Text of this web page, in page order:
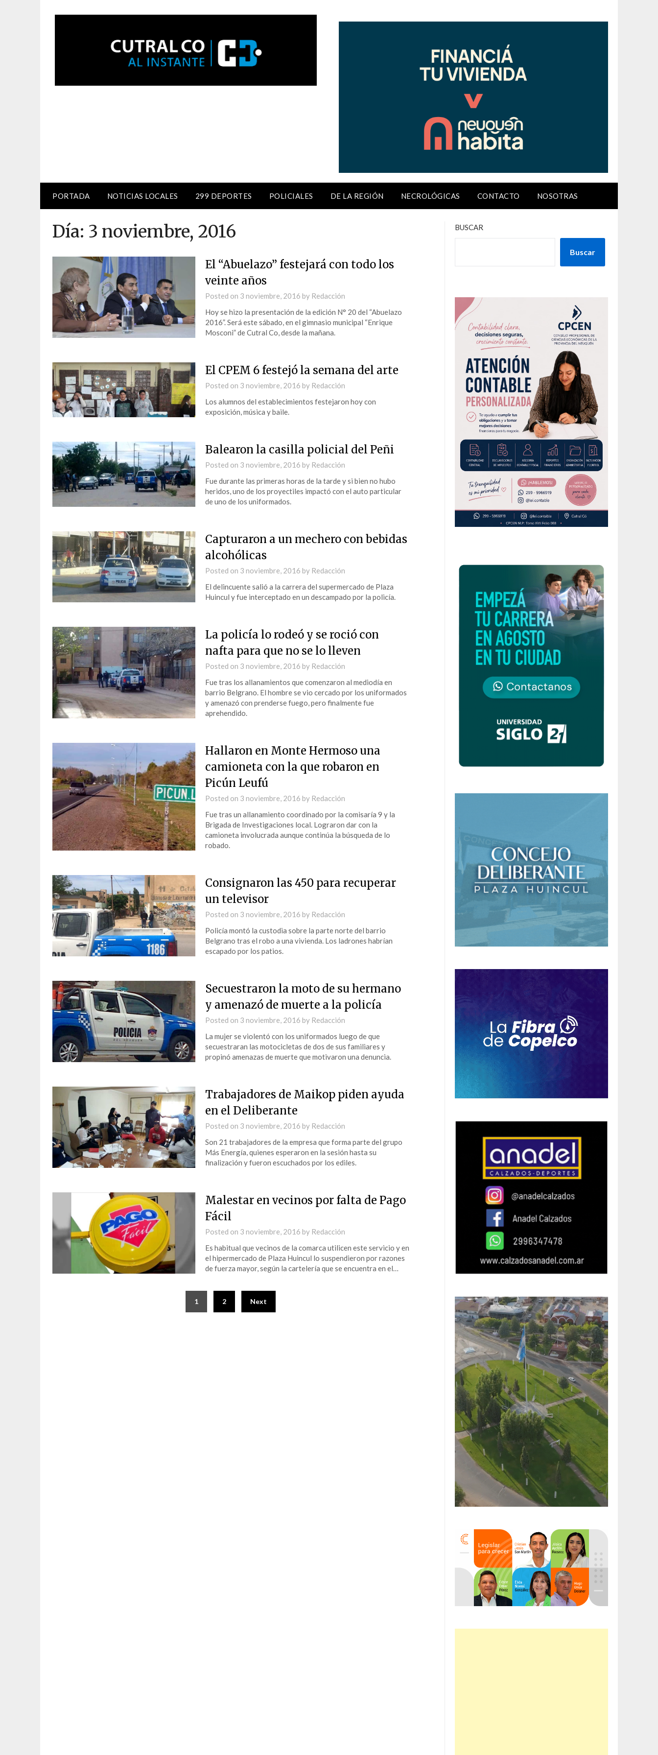
PORTADA NOTICIAS LOCALES 299 DEPORTES POLICIALES DE LA REGIÓN NECROLÓGICAS CONTACTO NOSOTRAS
Día: 3 noviembre, 2016
El “Abuelazo” festejará con todo los
veinte años
Posted on 3 noviembre, 2016 by Redacción
Hoy se hizo la presentación de la edición N° 20 del “Abuelazo
2016”. Será este sábado, en el gimnasio municipal “Enrique
Mosconi” de Cutral Co, desde la mañana.
El CPEM 6 festejó la semana del arte
Posted on 3 noviembre, 2016 by Redacción
Los alumnos del establecimientos festejaron hoy con
exposición, música y baile.
Balearon la casilla policial del Peñi
Posted on 3 noviembre, 2016 by Redacción
Fue durante las primeras horas de la tarde y si bien no hubo
heridos, uno de los proyectiles impactó con el auto particular
de uno de los uniformados.
Capturaron a un mechero con bebidas
alcohólicas
Posted on 3 noviembre, 2016 by Redacción
El delincuente salió a la carrera del supermercado de Plaza
Huincul y fue interceptado en un descampado por la policía.
La policía lo rodeó y se roció con
nafta para que no se lo lleven
Posted on 3 noviembre, 2016 by Redacción
Fue tras los allanamientos que comenzaron al mediodía en
barrio Belgrano. El hombre se vio cercado por los uniformados
y amenazó con prenderse fuego, pero finalmente fue
aprehendido.
Hallaron en Monte Hermoso una
camioneta con la que robaron en
Picún Leufú
Posted on 3 noviembre, 2016 by Redacción
Fue tras un allanamiento coordinado por la comisaría 9 y la
Brigada de Investigaciones local. Lograron dar con la
camioneta involucrada aunque continúa la búsqueda de lo
robado.
Consignaron las 450 para recuperar
un televisor
Posted on 3 noviembre, 2016 by Redacción
Policía montó la custodia sobre la parte norte del barrio
Belgrano tras el robo a una vivienda. Los ladrones habrían
escapado por los patios.
Secuestraron la moto de su hermano
y amenazó de muerte a la policía
Posted on 3 noviembre, 2016 by Redacción
La mujer se violentó con los uniformados luego de que
secuestraran las motocicletas de dos de sus familiares y
propinó amenazas de muerte que motivaron una denuncia.
Trabajadores de Maikop piden ayuda
en el Deliberante
Posted on 3 noviembre, 2016 by Redacción
Son 21 trabajadores de la empresa que forma parte del grupo
Más Energía, quienes esperaron en la sesión hasta su
finalización y fueron escuchados por los ediles.
Malestar en vecinos por falta de Pago
Fácil
Posted on 3 noviembre, 2016 by Redacción
Es habitual que vecinos de la comarca utilicen este servicio y en
el hipermercado de Plaza Huincul lo suspendieron por razones
de fuerza mayor, según la cartelería que se encuentra en el…
1 2 Next
BUSCAR
Buscar